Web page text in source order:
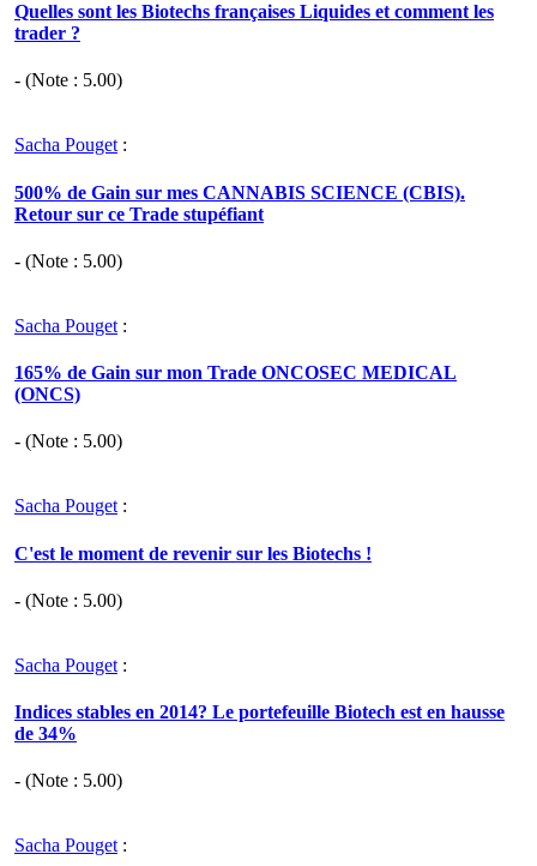
Quelles sont les Biotechs françaises Liquides et comment les
trader ?
- (Note : 5.00)
Sacha Pouget :
500% de Gain sur mes CANNABIS SCIENCE (CBIS).
Retour sur ce Trade stupéfiant
- (Note : 5.00)
Sacha Pouget :
165% de Gain sur mon Trade ONCOSEC MEDICAL
(ONCS)
- (Note : 5.00)
Sacha Pouget :
C'est le moment de revenir sur les Biotechs !
- (Note : 5.00)
Sacha Pouget :
Indices stables en 2014? Le portefeuille Biotech est en hausse
de 34%
- (Note : 5.00)
Sacha Pouget: